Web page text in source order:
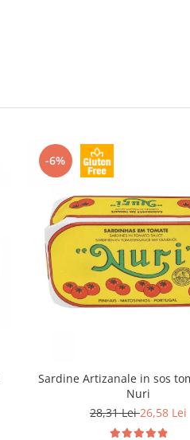
-6%
Sardine Artizanale in sos
Nuri
28,31 Lei26,58 Lei